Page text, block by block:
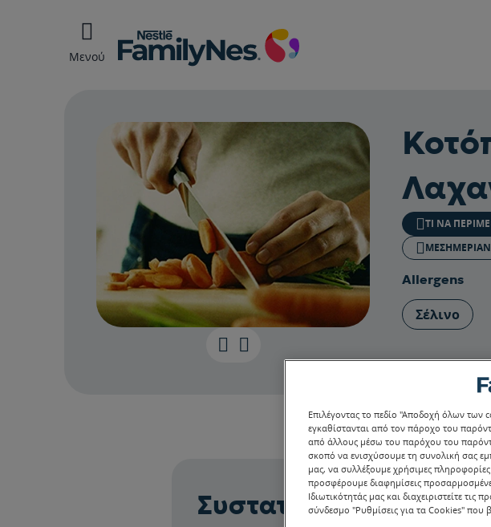
Μενού
ΤΙ ΝΑ
Allergens
Σέλινο
Συστατικά
Επιλέγοντας το πεδίο "Αποδοχή όλων των
εγκαθίστανται από τον πάροχο του
από άλλους μέσω του παρόχου του
σκοπό να ενισχύσουμε τη συνολική σας
μας, να συλλέξουμε χρήσιμες
προσφέρουμε διαφημίσεις
Ιδιωτικότητάς μας και διαχειριστείτε
σύνδεσμο "Ρυθμίσεις για τα Cookies" που